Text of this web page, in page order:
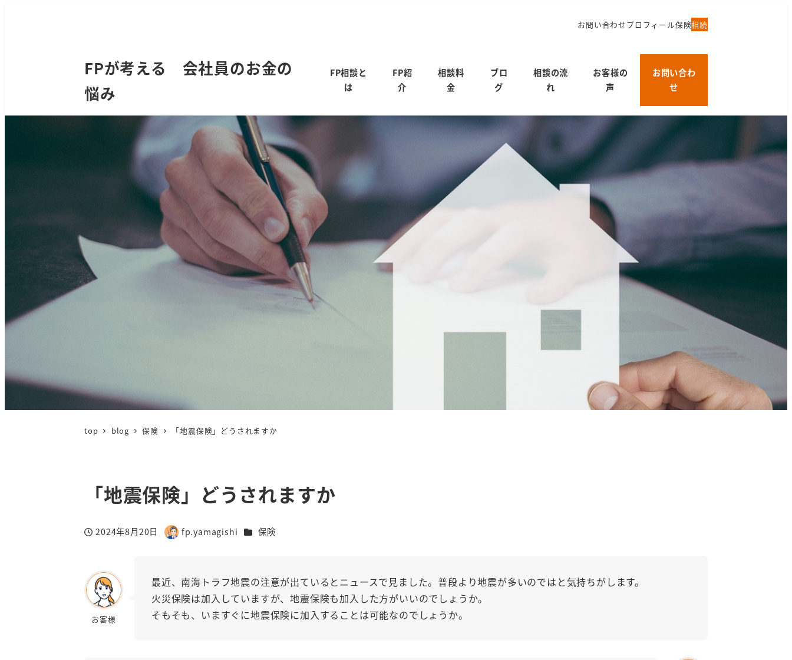
お問い合わせプロフィール保険相続
FPが考える 会社員のお金の
悩み
FP相談と
は
FP紹
介
相談料
金
ブロ
グ
相談の流
れ
お客様の
声
お問い合わ
せ
top blog 保険 「地震保険」どうされますか
「地震保険」どうされますか
投稿日
2024年8月20日
著
fp.yamagishi カテゴリー
保険
お客様
最近、南海トラフ地震の注意が出ているとニュースで見ました。普段より地震が多いのではと気持ちがします。
火災保険は加入していますが、地震保険も加入した方がいいのでしょうか。
そもそも、いますぐに地震保険に加入することは可能なのでしょうか。